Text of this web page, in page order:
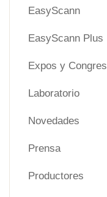
EasyScann
EasyScann Plus
Expos y
Laboratorio
Novedades
Prensa
Productores